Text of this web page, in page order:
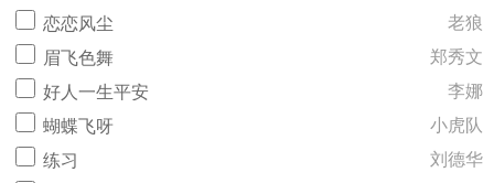
恋恋风尘
老狼
眉飞色舞
郑秀文
好人一生平安
李娜
蝴蝶飞呀
小虎队
练习
刘德华